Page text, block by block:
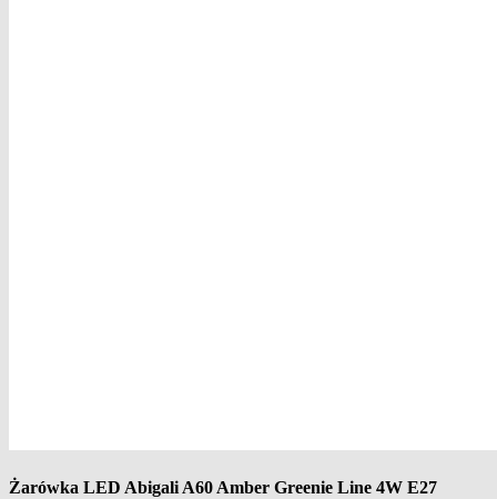
Żarówka LED Abigali A60 Amber Greenie Line 4W E27